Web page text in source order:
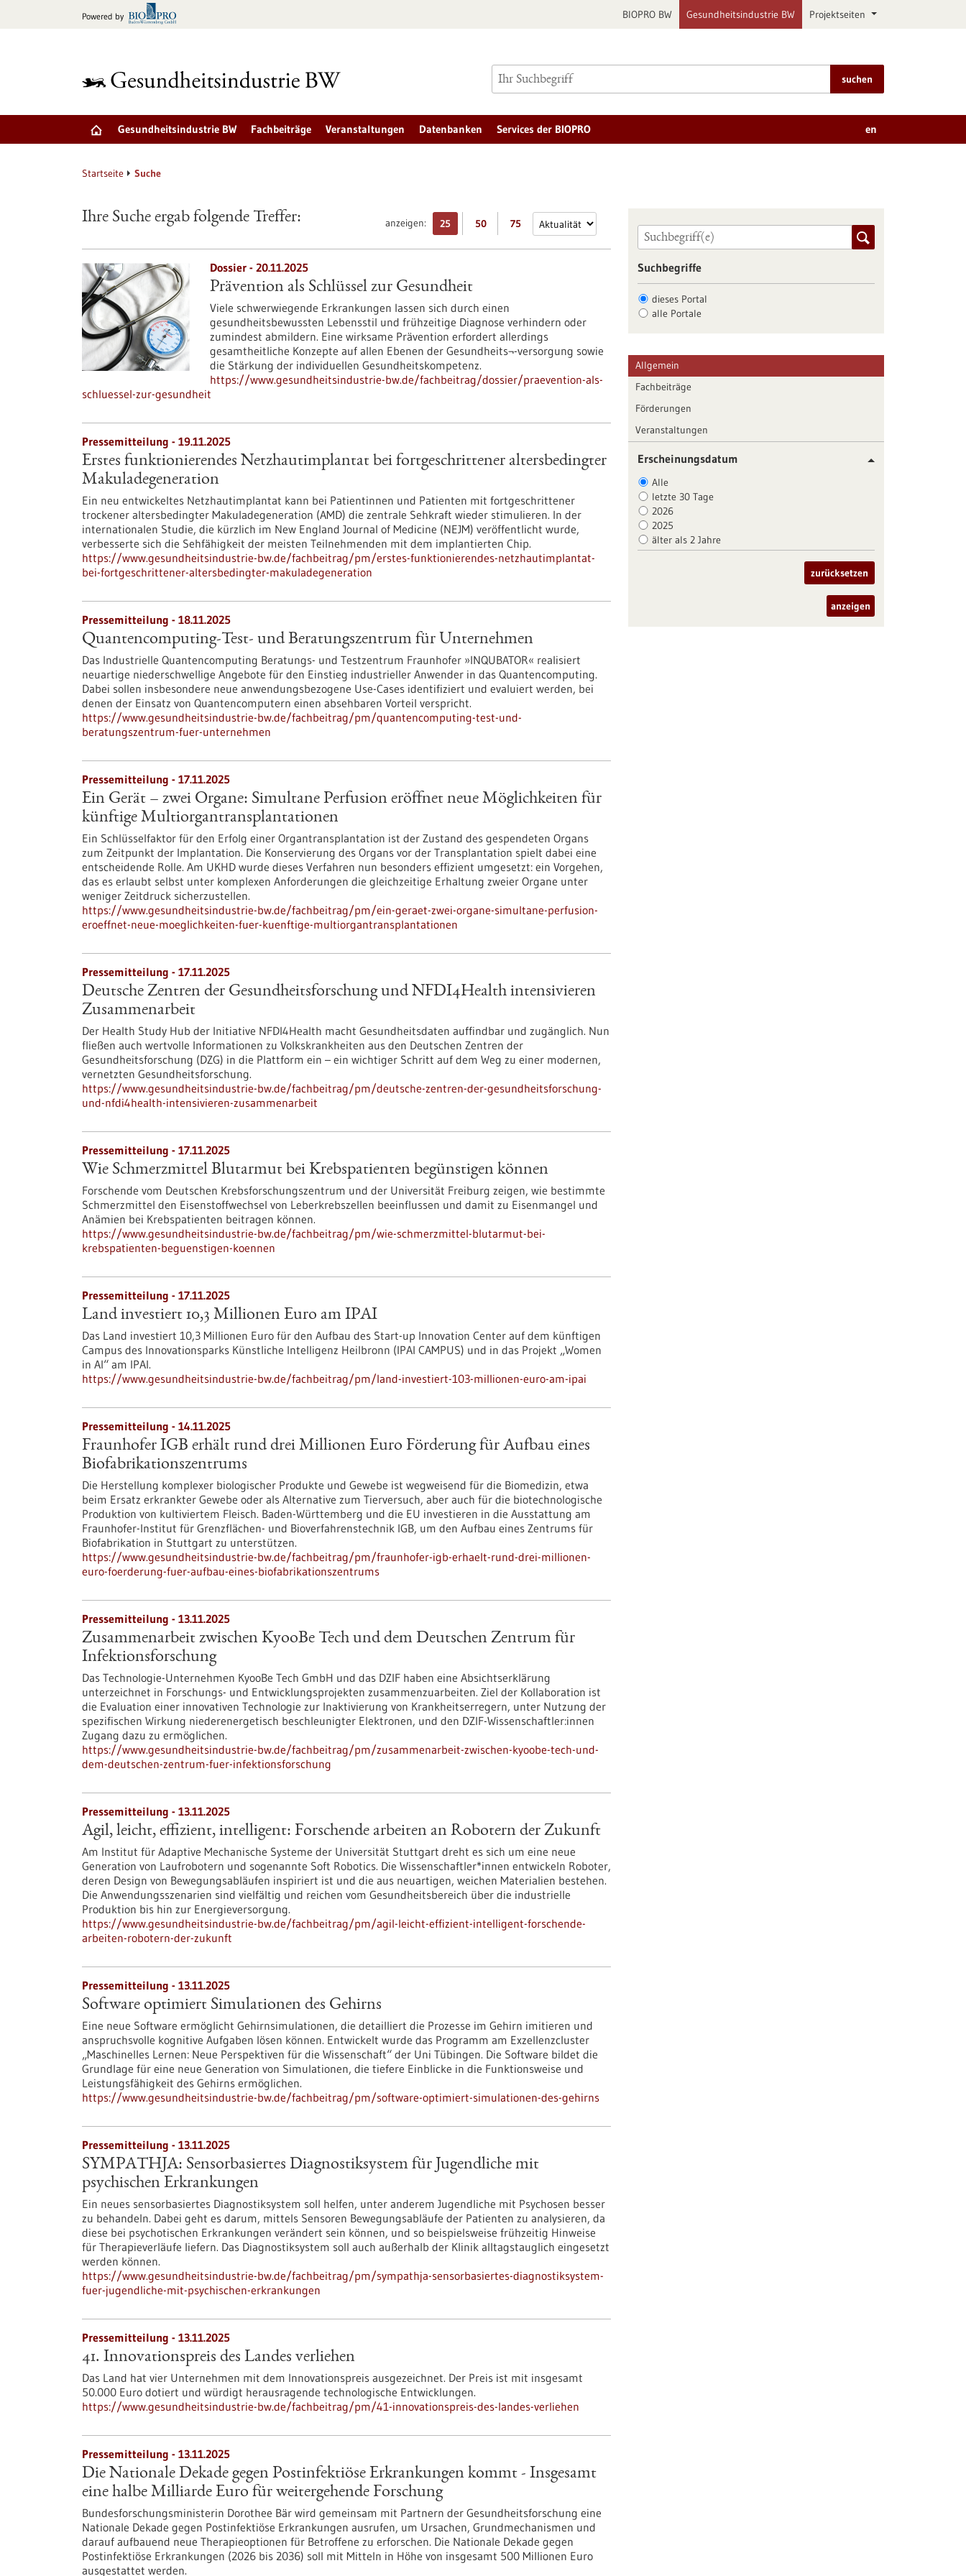
Powered by BIOPRO BW Gesundheitsindustrie BW Projektseiten
suchen
Gesundheitsindustrie BW Fachbeiträge Veranstaltungen Datenbanken Services der BIOPRO en
Startseite Suche
anzeigen: 25 50 75
Ihre Suche ergab folgende Treffer:
Dossier - 20.11.2025
Prävention als Schlüssel zur Gesundheit
Viele schwerwiegende Erkrankungen lassen sich durch einen
gesundheitsbewussten Lebensstil und frühzeitige Diagnose verhindern oder
zumindest abmildern. Eine wirksame Prävention erfordert allerdings
gesamtheitliche Konzepte auf allen Ebenen der Gesundheits¬-versorgung sowie
die Stärkung der individuellen Gesundheitskompetenz.
https://www.gesundheitsindustrie-bw.de/fachbeitrag/dossier/praevention-als-
schluessel-zur-gesundheit
Pressemitteilung - 19.11.2025
Erstes funktionierendes Netzhautimplantat bei fortgeschrittener altersbedingter
Makuladegeneration
Ein neu entwickeltes Netzhautimplantat kann bei Patientinnen und Patienten mit fortgeschrittener
trockener altersbedingter Makuladegeneration (AMD) die zentrale Sehkraft wieder stimulieren. In der
internationalen Studie, die kürzlich im New England Journal of Medicine (NEJM) veröffentlicht wurde,
verbesserte sich die Sehfähigkeit der meisten Teilnehmenden mit dem implantierten Chip.
https://www.gesundheitsindustrie-bw.de/fachbeitrag/pm/erstes-funktionierendes-netzhautimplantat-
bei-fortgeschrittener-altersbedingter-makuladegeneration
Pressemitteilung - 18.11.2025
Quantencomputing-Test- und Beratungszentrum für Unternehmen
Das Industrielle Quantencomputing Beratungs- und Testzentrum Fraunhofer »INQUBATOR« realisiert
neuartige niederschwellige Angebote für den Einstieg industrieller Anwender in das Quantencomputing.
Dabei sollen insbesondere neue anwendungsbezogene Use-Cases identifiziert und evaluiert werden, bei
denen der Einsatz von Quantencomputern einen absehbaren Vorteil verspricht.
https://www.gesundheitsindustrie-bw.de/fachbeitrag/pm/quantencomputing-test-und-
beratungszentrum-fuer-unternehmen
Pressemitteilung - 17.11.2025
Ein Gerät – zwei Organe: Simultane Perfusion eröffnet neue Möglichkeiten für
künftige Multiorgantransplantationen
Ein Schlüsselfaktor für den Erfolg einer Organtransplantation ist der Zustand des gespendeten Organs
zum Zeitpunkt der Implantation. Die Konservierung des Organs vor der Transplantation spielt dabei eine
entscheidende Rolle. Am UKHD wurde dieses Verfahren nun besonders effizient umgesetzt: ein Vorgehen,
das es erlaubt selbst unter komplexen Anforderungen die gleichzeitige Erhaltung zweier Organe unter
weniger Zeitdruck sicherzustellen.
https://www.gesundheitsindustrie-bw.de/fachbeitrag/pm/ein-geraet-zwei-organe-simultane-perfusion-
eroeffnet-neue-moeglichkeiten-fuer-kuenftige-multiorgantransplantationen
Pressemitteilung - 17.11.2025
Deutsche Zentren der Gesundheitsforschung und NFDI4Health intensivieren
Zusammenarbeit
Der Health Study Hub der Initiative NFDI4Health macht Gesundheitsdaten auffindbar und zugänglich. Nun
fließen auch wertvolle Informationen zu Volkskrankheiten aus den Deutschen Zentren der
Gesundheitsforschung (DZG) in die Plattform ein – ein wichtiger Schritt auf dem Weg zu einer modernen,
vernetzten Gesundheitsforschung.
https://www.gesundheitsindustrie-bw.de/fachbeitrag/pm/deutsche-zentren-der-gesundheitsforschung-
und-nfdi4health-intensivieren-zusammenarbeit
Pressemitteilung - 17.11.2025
Wie Schmerzmittel Blutarmut bei Krebspatienten begünstigen können
Forschende vom Deutschen Krebsforschungszentrum und der Universität Freiburg zeigen, wie bestimmte
Schmerzmittel den Eisenstoffwechsel von Leberkrebszellen beeinflussen und damit zu Eisenmangel und
Anämien bei Krebspatienten beitragen können.
https://www.gesundheitsindustrie-bw.de/fachbeitrag/pm/wie-schmerzmittel-blutarmut-bei-
krebspatienten-beguenstigen-koennen
Pressemitteilung - 17.11.2025
Land investiert 10,3 Millionen Euro am IPAI
Das Land investiert 10,3 Millionen Euro für den Aufbau des Start-up Innovation Center auf dem künftigen
Campus des Innovationsparks Künstliche Intelligenz Heilbronn (IPAI CAMPUS) und in das Projekt „Women
in AI“ am IPAI.
https://www.gesundheitsindustrie-bw.de/fachbeitrag/pm/land-investiert-103-millionen-euro-am-ipai
Pressemitteilung - 14.11.2025
Fraunhofer IGB erhält rund drei Millionen Euro Förderung für Aufbau eines
Biofabrikationszentrums
Die Herstellung komplexer biologischer Produkte und Gewebe ist wegweisend für die Biomedizin, etwa
beim Ersatz erkrankter Gewebe oder als Alternative zum Tierversuch, aber auch für die biotechnologische
Produktion von kultiviertem Fleisch. Baden-Württemberg und die EU investieren in die Ausstattung am
Fraunhofer-Institut für Grenzflächen- und Bioverfahrenstechnik IGB, um den Aufbau eines Zentrums für
Biofabrikation in Stuttgart zu unterstützen.
https://www.gesundheitsindustrie-bw.de/fachbeitrag/pm/fraunhofer-igb-erhaelt-rund-drei-millionen-
euro-foerderung-fuer-aufbau-eines-biofabrikationszentrums
Pressemitteilung - 13.11.2025
Zusammenarbeit zwischen KyooBe Tech und dem Deutschen Zentrum für
Infektionsforschung
Das Technologie-Unternehmen KyooBe Tech GmbH und das DZIF haben eine Absichtserklärung
unterzeichnet in Forschungs- und Entwicklungsprojekten zusammenzuarbeiten. Ziel der Kollaboration ist
die Evaluation einer innovativen Technologie zur Inaktivierung von Krankheitserregern, unter Nutzung der
spezifischen Wirkung niederenergetisch beschleunigter Elektronen, und den DZIF-Wissenschaftler:innen
Zugang dazu zu ermöglichen.
https://www.gesundheitsindustrie-bw.de/fachbeitrag/pm/zusammenarbeit-zwischen-kyoobe-tech-und-
dem-deutschen-zentrum-fuer-infektionsforschung
Pressemitteilung - 13.11.2025
Agil, leicht, effizient, intelligent: Forschende arbeiten an Robotern der Zukunft
Am Institut für Adaptive Mechanische Systeme der Universität Stuttgart dreht es sich um eine neue
Generation von Laufrobotern und sogenannte Soft Robotics. Die Wissenschaftler*innen entwickeln Roboter,
deren Design von Bewegungsabläufen inspiriert ist und die aus neuartigen, weichen Materialien bestehen.
Die Anwendungsszenarien sind vielfältig und reichen vom Gesundheitsbereich über die industrielle
Produktion bis hin zur Energieversorgung.
https://www.gesundheitsindustrie-bw.de/fachbeitrag/pm/agil-leicht-effizient-intelligent-forschende-
arbeiten-robotern-der-zukunft
Pressemitteilung - 13.11.2025
Software optimiert Simulationen des Gehirns
Eine neue Software ermöglicht Gehirnsimulationen, die detailliert die Prozesse im Gehirn imitieren und
anspruchsvolle kognitive Aufgaben lösen können. Entwickelt wurde das Programm am Exzellenzcluster
„Maschinelles Lernen: Neue Perspektiven für die Wissenschaft“ der Uni Tübingen. Die Software bildet die
Grundlage für eine neue Generation von Simulationen, die tiefere Einblicke in die Funktionsweise und
Leistungsfähigkeit des Gehirns ermöglichen.
https://www.gesundheitsindustrie-bw.de/fachbeitrag/pm/software-optimiert-simulationen-des-gehirns
Pressemitteilung - 13.11.2025
SYMPATHJA: Sensorbasiertes Diagnostiksystem für Jugendliche mit
psychischen Erkrankungen
Ein neues sensorbasiertes Diagnostiksystem soll helfen, unter anderem Jugendliche mit Psychosen besser
zu behandeln. Dabei geht es darum, mittels Sensoren Bewegungsabläufe der Patienten zu analysieren, da
diese bei psychotischen Erkrankungen verändert sein können, und so beispielsweise frühzeitig Hinweise
für Therapieverläufe liefern. Das Diagnostiksystem soll auch außerhalb der Klinik alltagstauglich eingesetzt
werden können.
https://www.gesundheitsindustrie-bw.de/fachbeitrag/pm/sympathja-sensorbasiertes-diagnostiksystem-
fuer-jugendliche-mit-psychischen-erkrankungen
Pressemitteilung - 13.11.2025
41. Innovationspreis des Landes verliehen
Das Land hat vier Unternehmen mit dem Innovationspreis ausgezeichnet. Der Preis ist mit insgesamt
50.000 Euro dotiert und würdigt herausragende technologische Entwicklungen.
https://www.gesundheitsindustrie-bw.de/fachbeitrag/pm/41-innovationspreis-des-landes-verliehen
Pressemitteilung - 13.11.2025
Die Nationale Dekade gegen Postinfektiöse Erkrankungen kommt - Insgesamt
eine halbe Milliarde Euro für weitergehende Forschung
Bundesforschungsministerin Dorothee Bär wird gemeinsam mit Partnern der Gesundheitsforschung eine
Nationale Dekade gegen Postinfektiöse Erkrankungen ausrufen, um Ursachen, Grundmechanismen und
darauf aufbauend neue Therapieoptionen für Betroffene zu erforschen. Die Nationale Dekade gegen
Postinfektiöse Erkrankungen (2026 bis 2036) soll mit Mitteln in Höhe von insgesamt 500 Millionen Euro
ausgestattet werden.
Suchbegriffe
dieses Portal
alle Portale
Allgemein
Fachbeiträge
Förderungen
Veranstaltungen
Erscheinungsdatum
Alle
letzte 30 Tage
2026
2025
älter als 2 Jahre
zurücksetzen
anzeigen